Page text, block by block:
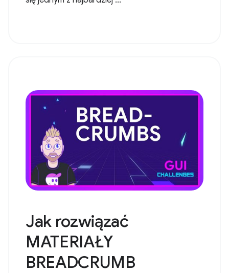
Jak rozwiązać
MATERIAŁY
BREADCRUMB